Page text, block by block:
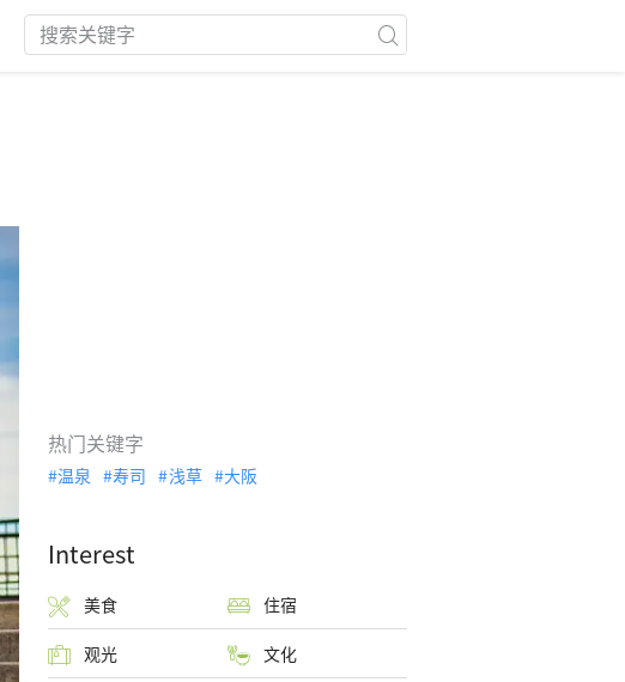
热门关键字
温泉 寿司 浅草 大阪
Interest
美食 住宿
观光 文化